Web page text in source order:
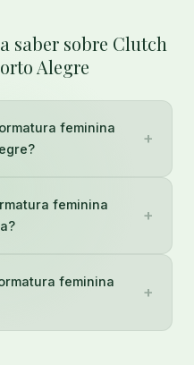
saber sobre Clutch
Alegre
feminina
+
feminina
+
feminina
+